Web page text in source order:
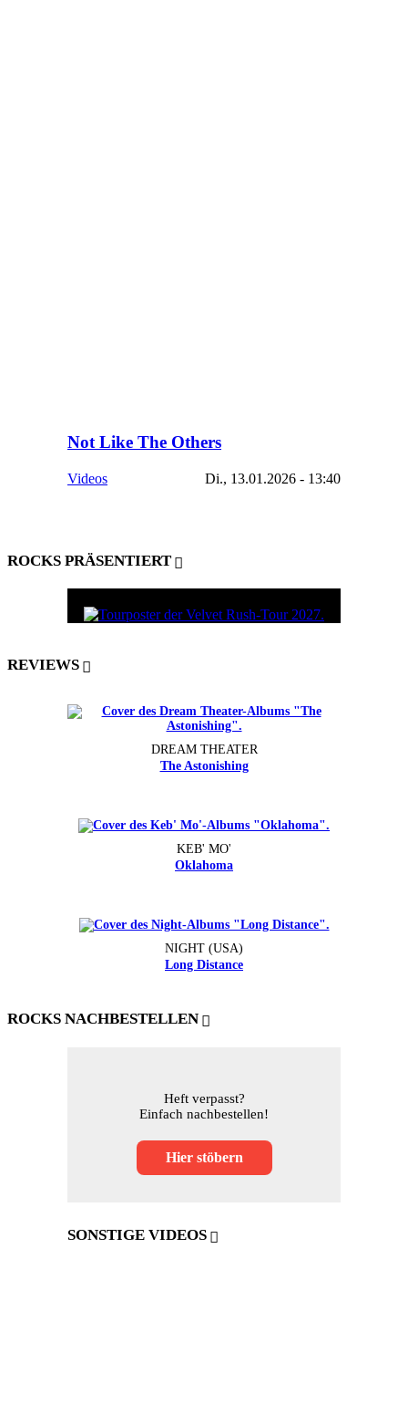
Not Like The Others
Videos Di., 13.01.2026 - 13:40
ROCKS PRÄSENTIERT
REVIEWS
DREAM THEATER
The Astonishing
KEB' MO'
Oklahoma
NIGHT (USA)
Long Distance
ROCKS NACHBESTELLEN
Heft verpasst?
Einfach nachbestellen!
Hier stöbern
SONSTIGE VIDEOS